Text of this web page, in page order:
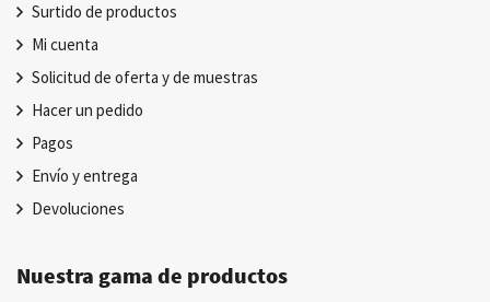
Surtido de productos
Mi cuenta
Solicitud de oferta y de muestras
Hacer un pedido
Pagos
Envío y entrega
Devoluciones
Nuestra gama de productos